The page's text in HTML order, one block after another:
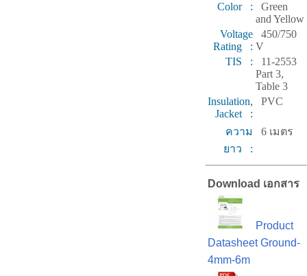
Color :
Green
and Yellow
Voltage
Rating :
450/750
V
TIS :
11-2553
Part 3,
Table 3
Insulation,
Jacket :
PVC
ความ
ยาว :
6 เมตร
Download เอกสาร
Product
Datasheet Ground-
4mm-6m